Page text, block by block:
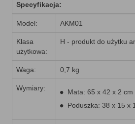
Specyfikacja:
Model: AKM01
Klasa
użytkowa:
H - produkt do użytku
Waga: 0,7 kg
Wymiary:
Mata: 65 x 42 x 2 cm
Poduszka: 38 x 15 x